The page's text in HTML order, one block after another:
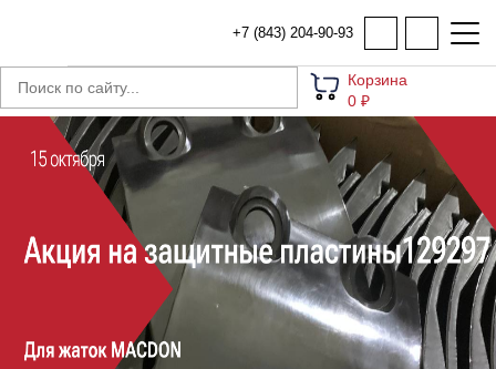
+7 (843) 204-90-93
Корзина
0 ₽